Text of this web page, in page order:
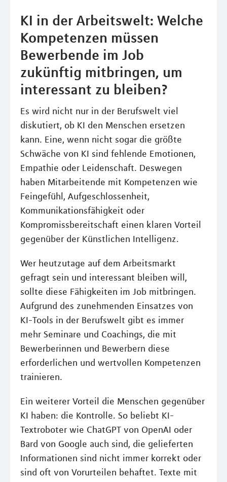
KI in der Arbeitswelt: Welche
Kompetenzen müssen
Bewerbende im Job
zukünftig mitbringen, um
interessant zu bleiben?
Es wird nicht nur in der Berufswelt viel
diskutiert, ob KI den Menschen ersetzen
kann. Eine, wenn nicht sogar die größte
Schwäche von KI sind fehlende Emotionen,
Empathie oder Leidenschaft. Deswegen
haben Mitarbeitende mit Kompetenzen wie
Feingefühl, Aufgeschlossenheit,
Kommunikationsfähigkeit oder
Kompromissbereitschaft einen klaren Vorteil
gegenüber der Künstlichen Intelligenz.
Wer heutzutage auf dem Arbeitsmarkt
gefragt sein und interessant bleiben will,
sollte diese Fähigkeiten im Job mitbringen.
Aufgrund des zunehmenden Einsatzes von
KI-Tools in der Berufswelt gibt es immer
mehr Seminare und Coachings, die mit
Bewerberinnen und Bewerbern diese
erforderlichen und wertvollen Kompetenzen
trainieren.
Ein weiterer Vorteil die Menschen gegenüber
KI haben: die Kontrolle. So beliebt KI-
Textroboter wie ChatGPT von OpenAI oder
Bard von Google auch sind, die gelieferten
Informationen sind nicht immer korrekt oder
sind oft von Vorurteilen behaftet. Texte mit